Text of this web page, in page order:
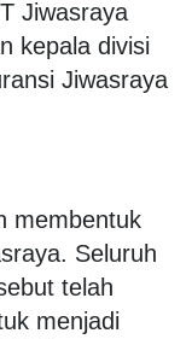
Jiwasraya
kepala divisi
Jiwasraya
membentuk
Seluruh
telah
menjadi